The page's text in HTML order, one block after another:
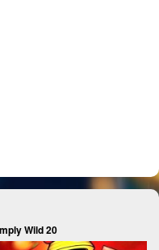
Wild 20